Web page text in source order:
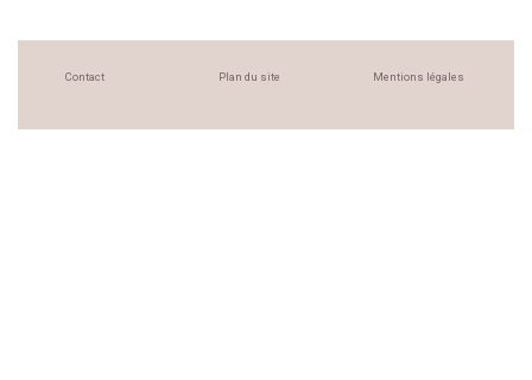
Contact Plan du site Mentions légales